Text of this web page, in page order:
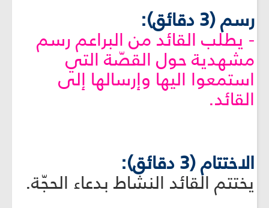
رسم (3 دقائق):
- يطلب القائد من البراعم رسم
مشهدية حول القصّة التي
استمعوا اليها وإرسالها إلى
القائد.
الاختتام (3 دقائق):
يختتم القائد النشاط بدعاء الحجّة.